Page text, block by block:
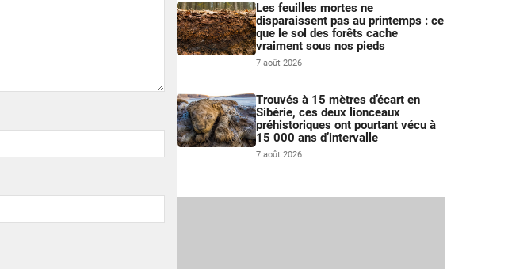
Les feuilles mortes ne
disparaissent pas au printemps : ce
que le sol des forêts cache
vraiment sous nos pieds
7 août 2026
Trouvés à 15 mètres d’écart en
Sibérie, ces deux lionceaux
préhistoriques ont pourtant vécu à
15 000 ans d’intervalle
7 août 2026